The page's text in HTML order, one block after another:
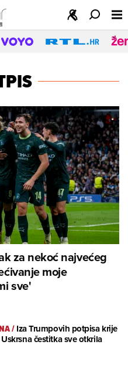
za nekoć najvećeg
moje
sve'
/Iza Trumpovih potpisa krije
čestitka sve otkrila